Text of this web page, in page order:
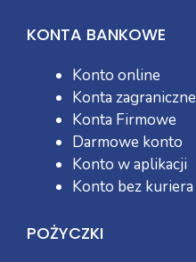
KONTA BANKOWE
Konto online
Konta zagraniczne
Konta Firmowe
Darmowe konto
Konto w aplikacji
Konto bez kuriera
POŻYCZKI